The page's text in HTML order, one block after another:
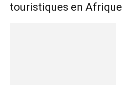
touristiques en Afrique